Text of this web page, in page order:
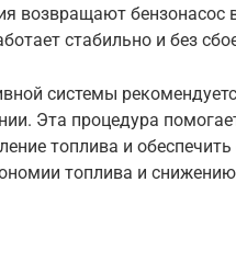
возвращают бензонасос
стабильно и без
системы
Эта процедура
топлива и
топлива и